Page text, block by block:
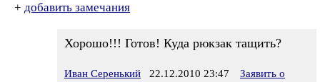
+ добавить замечания
Хорошо!!! Готов! Куда рюкзак тащить?
Иван Серенький 22.12.2010 23:47
Заявить о